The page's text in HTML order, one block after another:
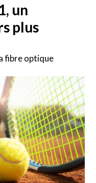
un
plus
fibre optique